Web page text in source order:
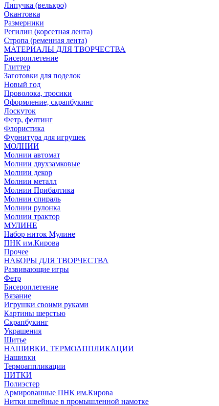
Липучка (велькро)
Окантовка
Размерники
Регилин (корсетная лента)
Стропа (ременная лента)
МАТЕРИАЛЫ ДЛЯ ТВОРЧЕСТВА
Бисероплетение
Глиттер
Заготовки для поделок
Новый год
Проволока, тросики
Оформление, скрапбукинг
Лоскуток
Фетр, фелтинг
Флористика
Фурнитура для игрушек
МОЛНИИ
Молнии автомат
Молнии двухзамковые
Молнии декор
Молнии металл
Молнии Прибалтика
Молнии спираль
Молнии рулонка
Молнии трактор
МУЛИНЕ
Набор ниток Мулине
ПНК им.Кирова
Прочее
НАБОРЫ ДЛЯ ТВОРЧЕСТВА
Развивающие игры
Фетр
Бисероплетение
Вязание
Игрушки своими руками
Картины шерстью
Скрапбукинг
Украшения
Шитье
НАШИВКИ, ТЕРМОАППЛИКАЦИИ
Нашивки
Термоаппликации
НИТКИ
Полиэстер
Армированные ПНК им.Кирова
Нитки швейные в промышленной намотке